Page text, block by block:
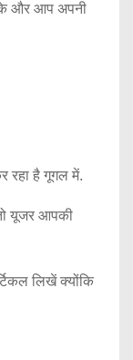
और आप अपनी
रहा है गूगल में.
यूजर आपकी
लिखें क्योंकि